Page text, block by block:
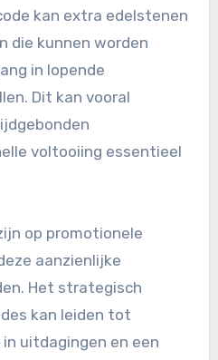
kan extra edelstenen
die kunnen worden
in lopende
Dit kan vooral
voltooiing essentieel
op promotionele
aanzienlijke
Het strategisch
kan leiden tot
uitdagingen en een